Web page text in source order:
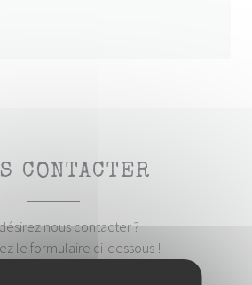
CONTACTER
nous contacter ?
le formulaire ci-dessous !